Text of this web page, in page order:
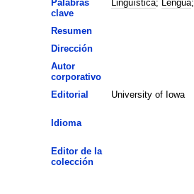
Palabras
clave
Lingüística; Lengua;
Resumen
Dirección
Autor
corporativo
Editorial
University of Iowa
Idioma
Editor de la
colección